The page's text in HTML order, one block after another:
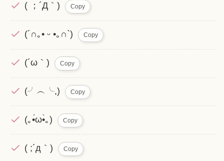
( ；´Д｀) Copy
(´∩｡• ᵕ •｡∩`) Copy
(´ω｀) Copy
(╯︵╰,) Copy
(｡•́ω•̀｡) Copy
( ;´д｀) Copy